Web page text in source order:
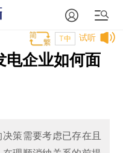
试听
T中
电企业如何面
策需要考虑已存在且